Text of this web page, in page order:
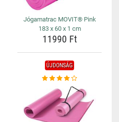
Jógamatrac MOVIT® Pink
183 x 60 x 1 cm
11990 Ft
ÚJDONSÁG